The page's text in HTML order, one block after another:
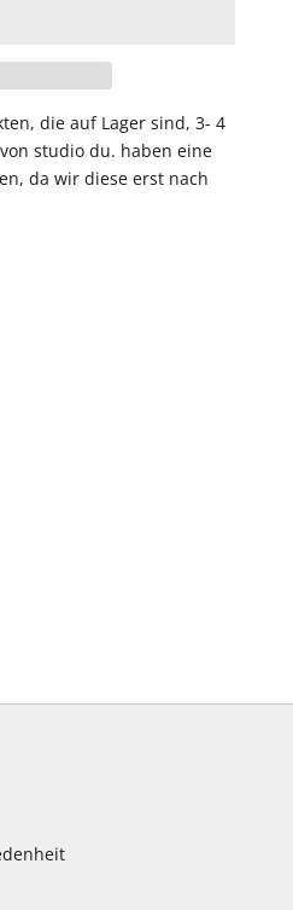
die auf Lager sind, 3- 4
studio du. haben eine
da wir diese erst nach